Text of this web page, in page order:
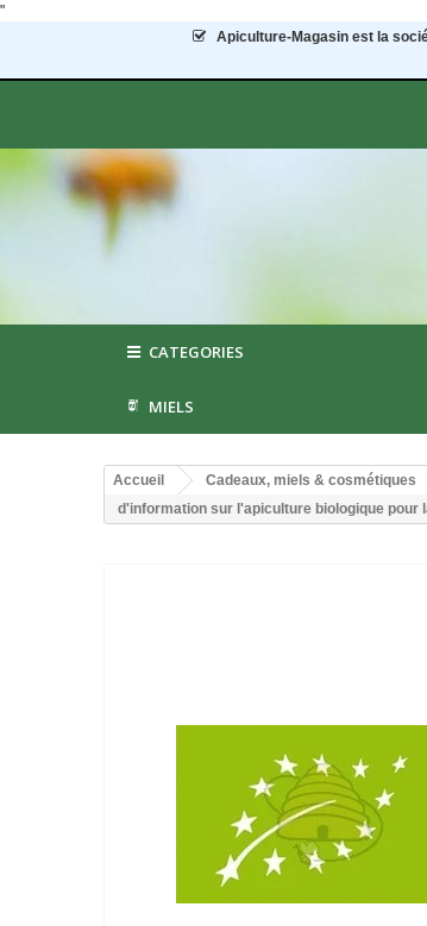
"
Apiculture-Magasin est la
CATEGORIES
MIELS
Accueil Cadeaux, miels & cosmétiques
d'information sur l'apiculture biologique pour